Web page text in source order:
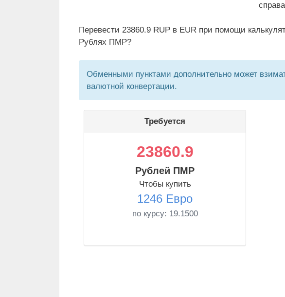
Перевести 23860.9 RUP в EUR при помощи
Рублях ПМР?
Обменными пунктами дополнительно может
валютной конвертации.
Требуется
23860.9
Рублей ПМР
Чтобы купить
1246 Евро
по курсу: 19.1500